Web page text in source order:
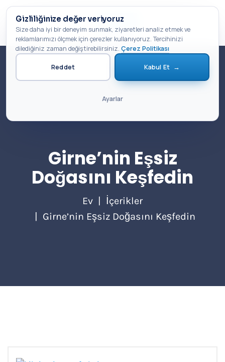
Bilet Al
Girne’nin Eşsiz
Doğasını Keşfedin
Ev
İçerikler
Girne’nin Eşsiz Doğasını Keşfedin
Gizliliğinize değer veriyoruz
Size daha iyi bir deneyim sunmak, ziyaretleri analiz etmek ve
reklamlarımızı ölçmek için çerezler kullanıyoruz. Tercihinizi
dilediğiniz zaman değiştirebilirsiniz. Çerez Politikası
Ayarlar
Reddet Kabul Et →